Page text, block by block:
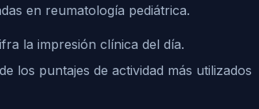
en reumatología pediátrica.
la impresión clínica del día.
los puntajes de actividad más utilizados